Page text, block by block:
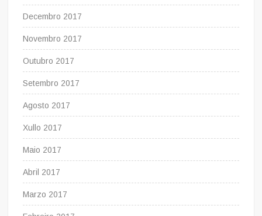
Decembro 2017
Novembro 2017
Outubro 2017
Setembro 2017
Agosto 2017
Xullo 2017
Maio 2017
Abril 2017
Marzo 2017